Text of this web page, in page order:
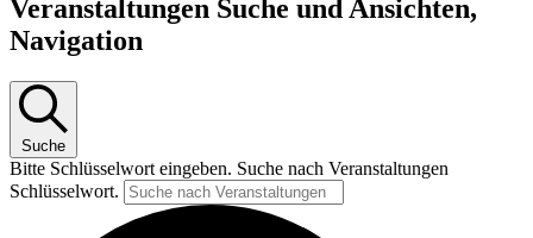
Veranstaltungen Suche und Ansichten,
Navigation
Suche
Bitte Schlüsselwort eingeben. Suche nach Veranstaltungen
Schlüsselwort.